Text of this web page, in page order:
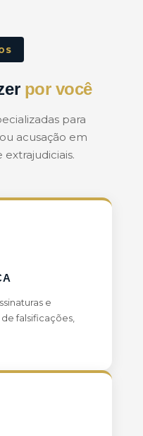
por você
para
acusação em
extrajudiciais.
e
falsificações,